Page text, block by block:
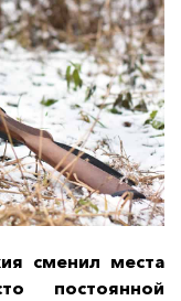
сменил места
постоянной